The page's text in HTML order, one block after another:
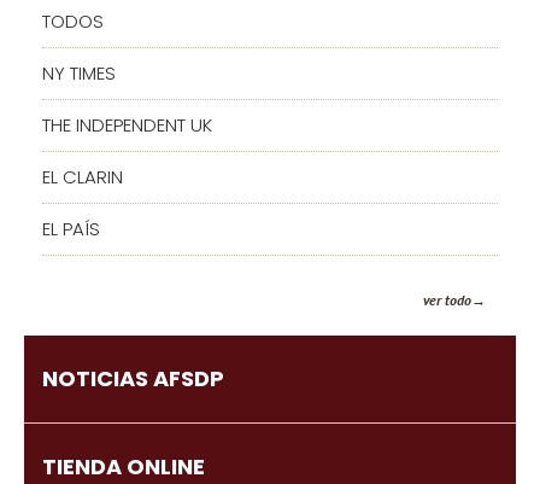
TODOS
NY TIMES
THE INDEPENDENT UK
EL CLARIN
EL PAÍS
ver todo
NOTICIAS AFSDP
TIENDA ONLINE